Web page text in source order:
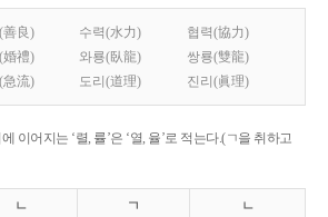
善良) 수력(水力)
협력(協力)
婚禮) 와룡(臥龍)
쌍룡(雙龍)
急流) 도리(道理) 진리(眞理)
이어지는 ‘렬, 률’은 ‘열, 율’로 적는다.(ㄱ을 취하고
ㄴ ㄱ ㄴ